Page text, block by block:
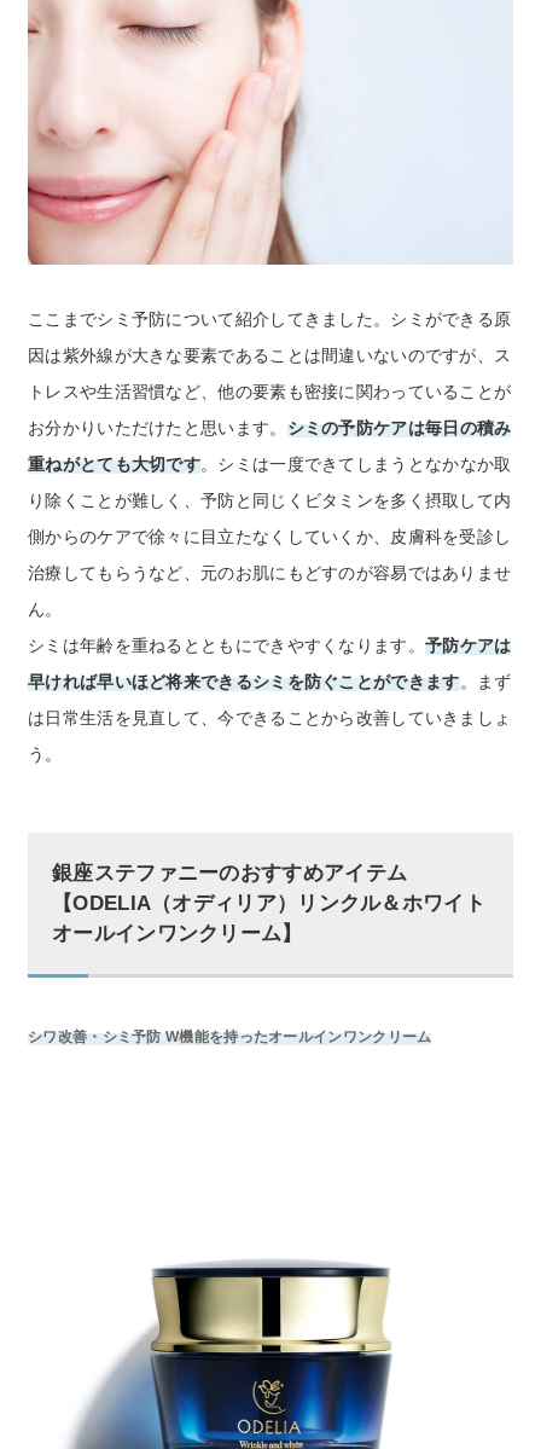
ここまでシミ予防について紹介してきました。シミができる原
因は紫外線が大きな要素であることは間違いないのですが、ス
トレスや生活習慣など、他の要素も密接に関わっていることが
お分かりいただけたと思います。 シミの予防ケアは毎日の積み
重ねがとても大切です。シミは一度できてしまうとなかなか取
り除くことが難しく、予防と同じくビタミンを多く摂取して内
側からのケアで徐々に目立たなくしていくか、皮膚科を受診し
治療してもらうなど、元のお肌にもどすのが容易ではありませ
ん。
シミは年齢を重ねるとともにできやすくなります。 予防ケアは
早ければ早いほど将来できるシミを防ぐことができます。まず
は日常生活を見直して、今できることから改善していきましょ
う。
銀座ステファニーのおすすめアイテム
【ODELIA（オディリア）リンクル＆ホワイト
オールインワンクリーム】
シワ改善・シミ予防 W機能を持ったオールインワンクリーム